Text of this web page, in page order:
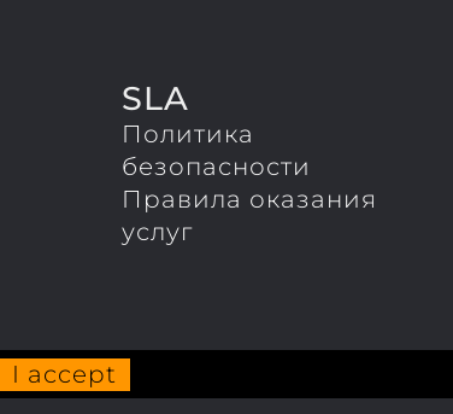
SLA
Политика
безопасности
Правила оказания
услуг
I accept